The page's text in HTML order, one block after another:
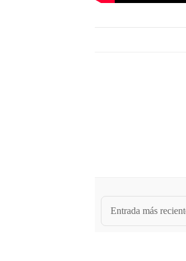
Entrada más